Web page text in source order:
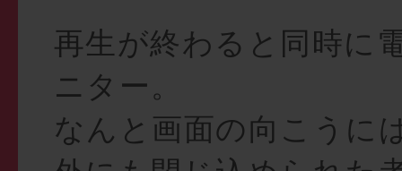
再生が終わると同時に
ニター。
なんと画面の向こうに